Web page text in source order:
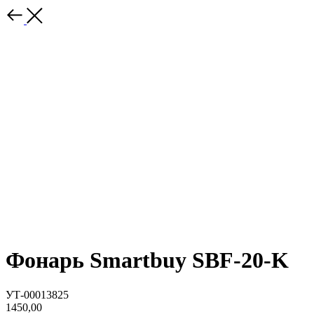
Фонарь Smartbuy SBF-20-K
УТ-00013825
1450,00